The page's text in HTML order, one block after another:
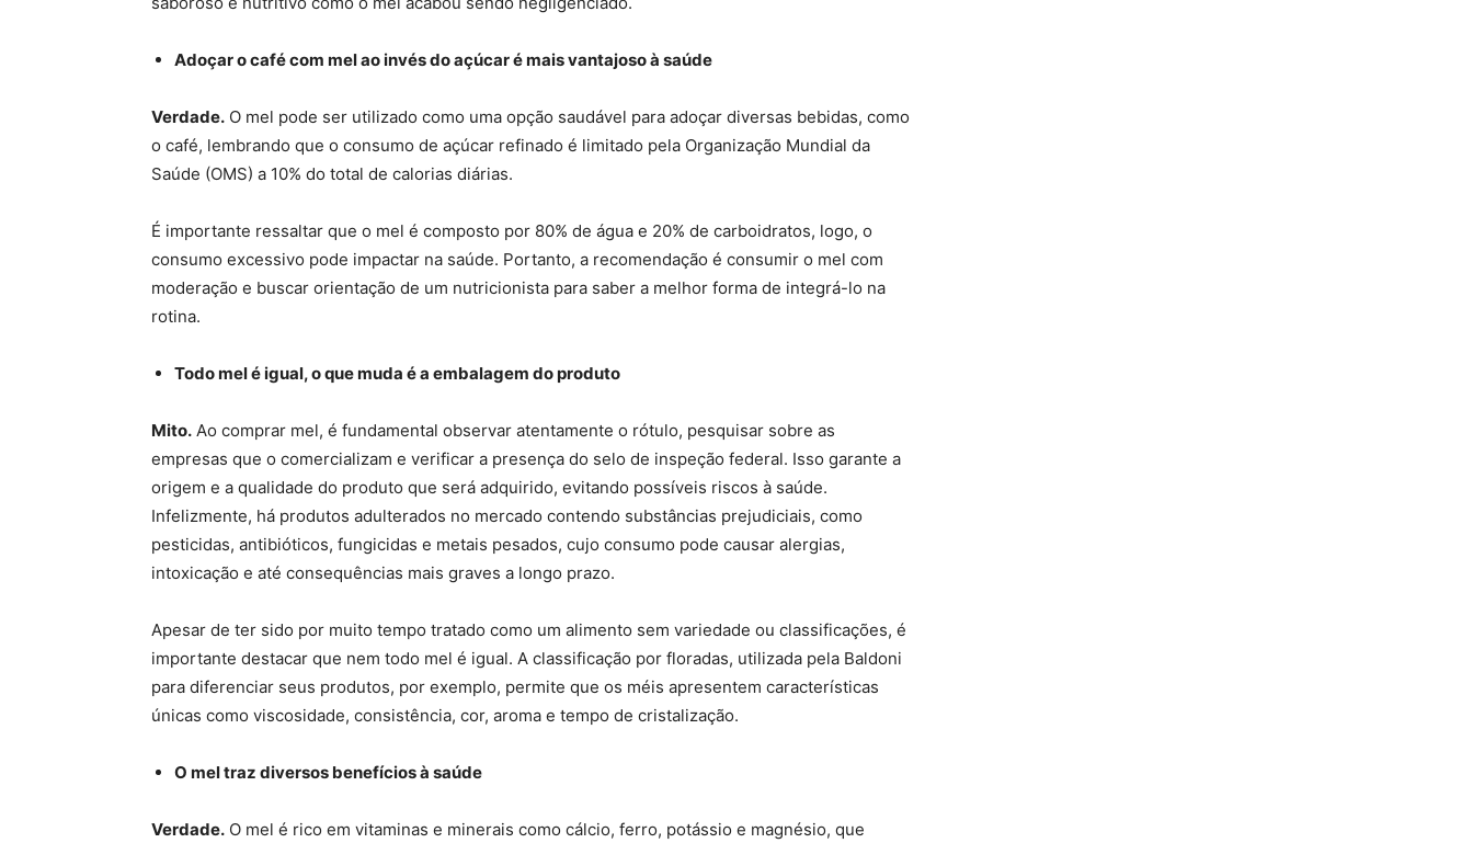
Adoçar o café com mel ao invés do açúcar é mais vantajoso à saúde
Verdade. O mel pode ser utilizado como uma opção saudável para adoçar diversas bebidas, como
o café, lembrando que o consumo de açúcar refinado é limitado pela Organização Mundial da
Saúde (OMS) a 10% do total de calorias diárias.
É importante ressaltar que o mel é composto por 80% de água e 20% de carboidratos, logo, o
consumo excessivo pode impactar na saúde. Portanto, a recomendação é consumir o mel com
moderação e buscar orientação de um nutricionista para saber a melhor forma de integrá-lo na
rotina.
Todo mel é igual, o que muda é a embalagem do produto
Mito. Ao comprar mel, é fundamental observar atentamente o rótulo, pesquisar sobre as
empresas que o comercializam e verificar a presença do selo de inspeção federal. Isso garante a
origem e a qualidade do produto que será adquirido, evitando possíveis riscos à saúde.
Infelizmente, há produtos adulterados no mercado contendo substâncias prejudiciais, como
pesticidas, antibióticos, fungicidas e metais pesados, cujo consumo pode causar alergias,
intoxicação e até consequências mais graves a longo prazo.
Apesar de ter sido por muito tempo tratado como um alimento sem variedade ou classificações, é
importante destacar que nem todo mel é igual. A classificação por floradas, utilizada pela Baldoni
para diferenciar seus produtos, por exemplo, permite que os méis apresentem características
únicas como viscosidade, consistência, cor, aroma e tempo de cristalização.
O mel traz diversos benefícios à saúde
Verdade. O mel é rico em vitaminas e minerais como cálcio, ferro, potássio e magnésio, que